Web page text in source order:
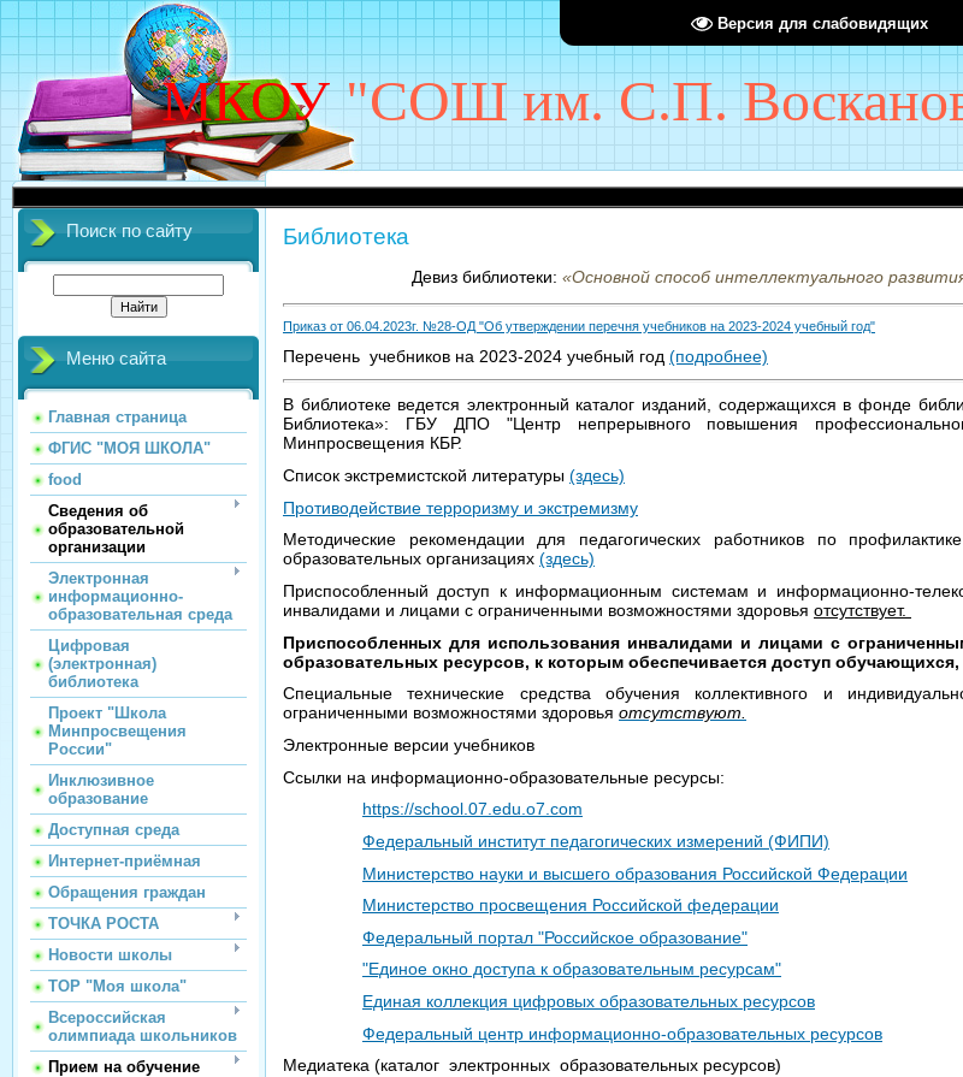
Версия для слабовидящих
МКОУ "СОШ им. С.П.
Поиск по сайту
Меню сайта
Главная страница
ФГИС "МОЯ ШКОЛА"
food
Сведения об
образовательной
организации
Электронная
информационно-
образовательная среда
Цифровая
(электронная)
библиотека
Проект "Школа
Минпросвещения
России"
Инклюзивное
образование
Доступная среда
Интернет-приёмная
Обращения граждан
ТОЧКА РОСТА
Новости школы
ТОР "Моя школа"
Всероссийская
олимпиада школьников
Прием на обучение
Библиотека
Девиз библиотеки: «Основной способ интеллектуального
Приказ от 06.04.2023г. №28-ОД "Об утверждении перечня учебников на 2023-2024 учебный год"
Перечень учебников на 2023-2024 учебный год (подробнее)
В библиотеке ведется электронный каталог изданий, содержащихся в фонде
Библиотека»: ГБУ ДПО "Центр непрерывного повышения
Минпросвещения КБР.
Список экстремистской литературы (здесь)
Противодействие терроризму и экстремизму
Методические рекомендации для педагогических работников по
образовательных организациях (здесь)
Приспособленный доступ к информационным системам и информационно-
инвалидами и лицами с ограниченными возможностями здоровья отсутствует.
Приспособленных для использования инвалидами и лицами с
образовательных ресурсов, к которым обеспечивается доступ
Специальные технические средства обучения коллективного и
ограниченными возможностями здоровья отсутствуют.
Электронные версии учебников
Ссылки на информационно-образовательные ресурсы:
https://school.07.edu.o7.com
Федеральный институт педагогических измерений (ФИПИ)
Министерство науки и высшего образования Российской Федерации
Министерство просвещения Российской федерации
Федеральный портал "Российское образование"
"Единое окно доступа к образовательным ресурсам"
Единая коллекция цифровых образовательных ресурсов
Федеральный центр информационно-образовательных ресурсов
Медиатека (каталог электронных образовательных ресурсов)